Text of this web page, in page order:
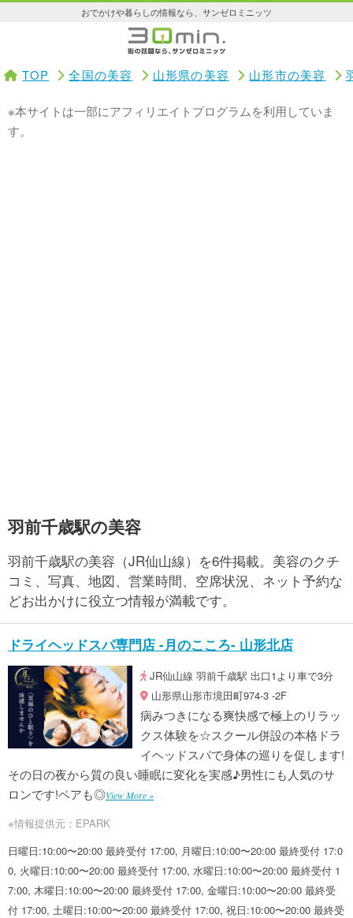
おでかけや暮らしの情報なら、サンゼロミニッツ
TOP 全国の美容 山形県の美容 山形市の美容
※本サイトは一部にアフィリエイトプログラムを利用していま
す。
羽前千歳駅の美容
羽前千歳駅の美容（JR仙山線）を6件掲載。美容のクチ
コミ、写真、地図、営業時間、空席状況、ネット予約な
どお出かけに役立つ情報が満載です。
ドライヘッドスパ専門店 -月のこころ- 山形北店
JR仙山線 羽前千歳駅 出口1より車で3分
山形県山形市境田町974-3 -2F
病みつきになる爽快感で極上のリラッ
クス体験を☆スクール併設の本格ドラ
イヘッドスパで身体の巡りを促します!
その日の夜から質の良い睡眠に変化を実感♪男性にも人気のサ
ロンです!ペアも◎View More »
※情報提供元：EPARK
日曜日:10:00〜20:00 最終受付 17:00, 月曜日:10:00〜20:00 最終受付 17:0
0, 火曜日:10:00〜20:00 最終受付 17:00, 水曜日:10:00〜20:00 最終受付 1
7:00, 木曜日:10:00〜20:00 最終受付 17:00, 金曜日:10:00〜20:00 最終受
付 17:00, 土曜日:10:00〜20:00 最終受付 17:00, 祝日:10:00〜20:00 最終受